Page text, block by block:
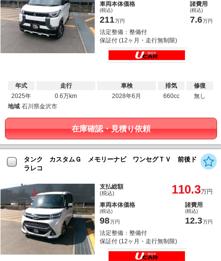
車両本体価格
(税込)
211万円
諸費用
(税込)
7.6万円
法定整備：整備付
保証付 (12ヶ月・走行無制限)
年式
2025年
走行
0.6万km
車検
2028年6月
排気
660cc
修復
無し
地域 石川県金沢市
在庫確認・見積り依頼
タンク カスタムＧ メモリーナビ ワンセグＴＶ 前後ド
ラレコ
支払総額
(税込) 110.3万円
車両本体価格
(税込)
98万円
諸費用
(税込)
12.3万円
法定整備：整備付
保証付 (12ヶ月・走行無制限)